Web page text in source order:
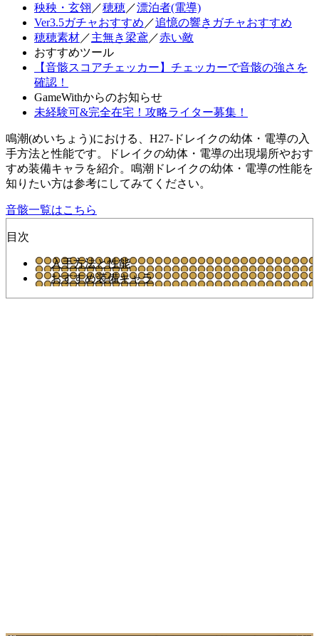
秧秧・玄翎 ／穂穂／漂泊者(電導)
Ver3.5ガチャおすすめ ／追憶の響きガチャおすすめ
穂穂素材／主無き梁鳶 ／赤い敵
おすすめツール
【音骸スコアチェッカー】チェッカーで音骸の強さを
確認！
GameWithからのお知らせ
未経験可&完全在宅！攻略ライター募集！
鳴潮(めいちょう)における、H27-ドレイクの幼体・電導の入
手方法と性能です。ドレイクの幼体・電導の出現場所やおす
すめ装備キャラを紹介。鳴潮ドレイクの幼体・電導の性能を
知りたい方は参考にしてみてください。
音骸一覧はこちら
目次
入手方法と性能
おすすめ装備キャラ